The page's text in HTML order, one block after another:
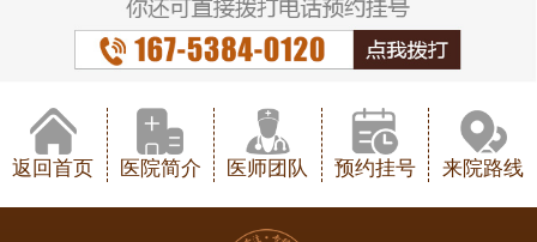
返回首页 医院简介 医师团队 预约挂号 来院路线